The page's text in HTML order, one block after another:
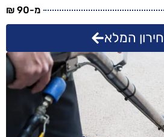
מ-90 ₪
המלא